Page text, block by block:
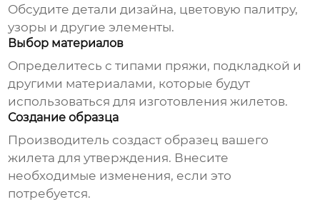
Обсудите детали дизайна, цветовую палитру,
узоры и другие элементы.
Выбор материалов
Определитесь с типами пряжи, подкладкой и
другими материалами, которые будут
использоваться для изготовления жилетов.
Создание образца
Производитель создаст образец вашего
жилета для утверждения. Внесите
необходимые изменения, если это
потребуется.